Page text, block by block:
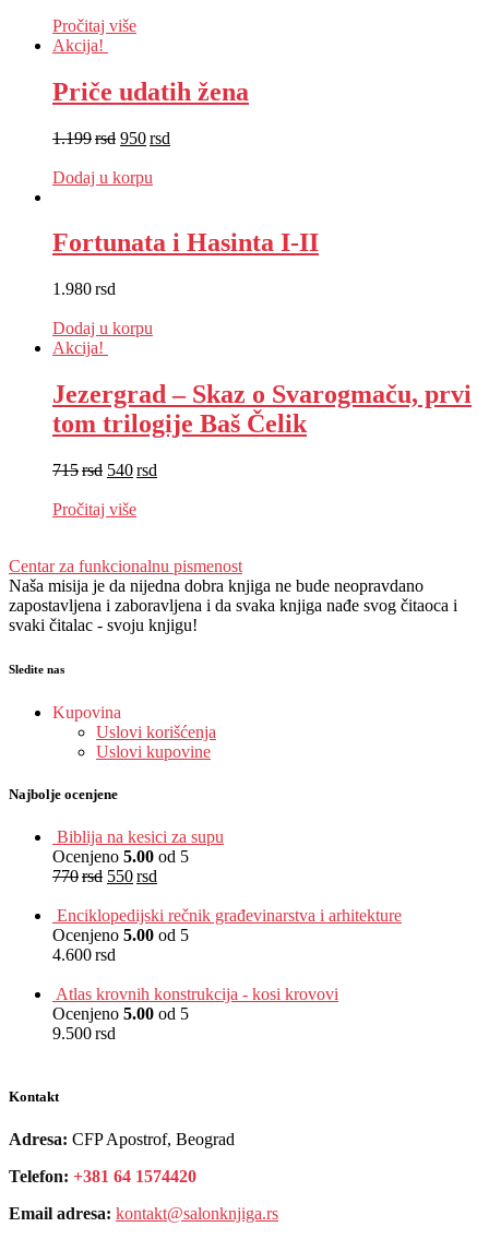
Pročitaj više
Akcija!
Priče udatih žena
1.199rsd 950rsd
Dodaj u korpu
Fortunata i Hasinta I-II
1.980rsd
Dodaj u korpu
Akcija!
Jezergrad – Skaz o Svarogmaču, prvi
tom trilogije Baš Čelik
715rsd 540rsd
Pročitaj više
Centar za funkcionalnu pismenost
Naša misija je da nijedna dobra knjiga ne bude neopravdano
zapostavljena i zaboravljena i da svaka knjiga nađe svog čitaoca i
svaki čitalac - svoju knjigu!
Sledite nas
Kupovina
Uslovi korišćenja
Uslovi kupovine
Najbolje ocenjene
Biblija na kesici za supu
Ocenjeno 5.00 od 5
770rsd 550rsd
Enciklopedijski rečnik građevinarstva i arhitekture
Ocenjeno 5.00 od 5
4.600rsd
Atlas krovnih konstrukcija - kosi krovovi
Ocenjeno 5.00 od 5
9.500rsd
Kontakt
Adresa: CFP Apostrof, Beograd
Telefon: +381 64 1574420
Email adresa: kontakt@salonknjiga.rs